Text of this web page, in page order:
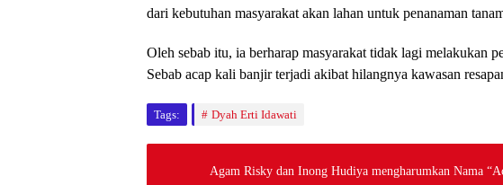
dari kebutuhan masyarakat akan lahan untuk penanaman
Oleh sebab itu, ia berharap masyarakat tidak lagi melakukan
Sebab acap kali banjir terjadi akibat hilangnya kawasan
Tags: Dyah Erti Idawati
Agam Risky dan Inong Hudiya mengharumkan Nama